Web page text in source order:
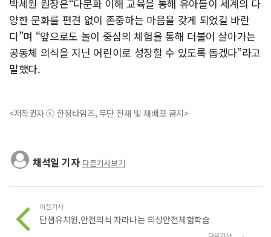
박세원 원장은“다문화 이해 교육을 통해 유아들이 세계의 다
양한 문화를 편견 없이 존중하는 마음을 갖게 되었길 바란
다”며 “앞으로도 놀이 중심의 체험을 통해 더불어 살아가는
공동체 의식을 지닌 어린이로 성장할 수 있도록 돕겠다”라고
말했다.
<저작권자 ⓒ 한청타임즈, 무단 전재 및 재배포 금지>
채석일 기자 다른기사보기
이전기사
단샘유치원,안전의식 자라나는 의성안전체험학습